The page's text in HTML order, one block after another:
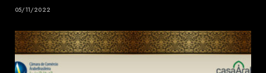
05/11/2022